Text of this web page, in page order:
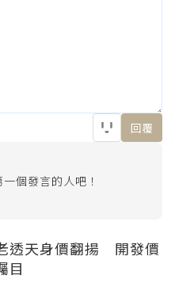
回覆
個發言的人吧！
透天身價翻揚 開發價
目